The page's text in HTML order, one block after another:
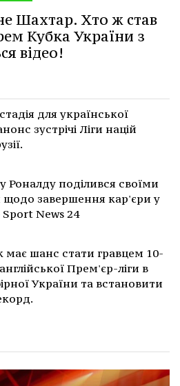
Шахтар. Хто ж став
Кубка України з
відео!
для української
зустрічі Ліги націй
Роналду поділився своїми
завершення кар'єри у
Sport News 24
шанс стати гравцем 10-
Прем'єр-ліги в
України та встановити